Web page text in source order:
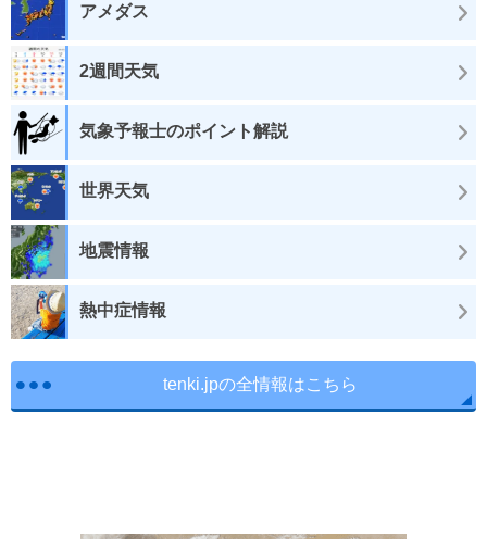
アメダス
2週間天気
気象予報士のポイント解説
世界天気
地震情報
熱中症情報
tenki.jpの全情報はこちら